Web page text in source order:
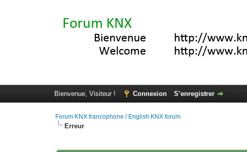
Bienvenue, Visiteur ! Connexion S’enregistrer
Forum KNX francophone / English KNX forum
Erreur